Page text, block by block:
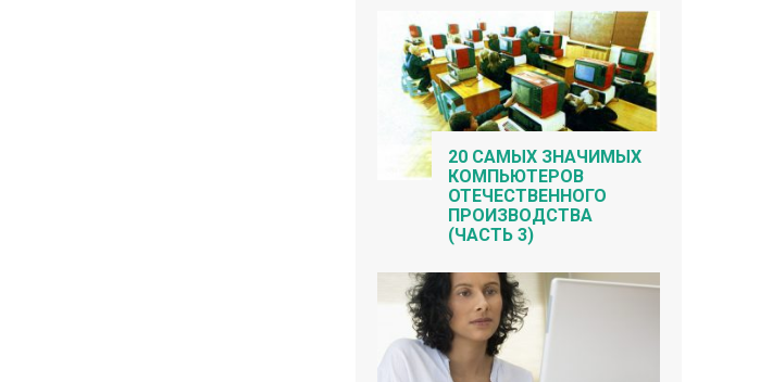
20 САМЫХ ЗНАЧИМЫХ
КОМПЬЮТЕРОВ
ОТЕЧЕСТВЕННОГО
ПРОИЗВОДСТВА
(ЧАСТЬ 3)